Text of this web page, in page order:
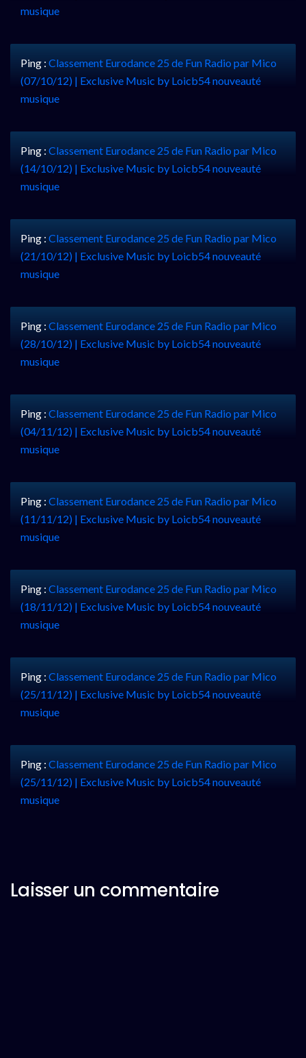
musique
Ping : Classement Eurodance 25 de Fun Radio par Mico
(07/10/12) | Exclusive Music by Loicb54 nouveauté
musique
Ping : Classement Eurodance 25 de Fun Radio par Mico
(14/10/12) | Exclusive Music by Loicb54 nouveauté
musique
Ping : Classement Eurodance 25 de Fun Radio par Mico
(21/10/12) | Exclusive Music by Loicb54 nouveauté
musique
Ping : Classement Eurodance 25 de Fun Radio par Mico
(28/10/12) | Exclusive Music by Loicb54 nouveauté
musique
Ping : Classement Eurodance 25 de Fun Radio par Mico
(04/11/12) | Exclusive Music by Loicb54 nouveauté
musique
Ping : Classement Eurodance 25 de Fun Radio par Mico
(11/11/12) | Exclusive Music by Loicb54 nouveauté
musique
Ping : Classement Eurodance 25 de Fun Radio par Mico
(18/11/12) | Exclusive Music by Loicb54 nouveauté
musique
Ping : Classement Eurodance 25 de Fun Radio par Mico
(25/11/12) | Exclusive Music by Loicb54 nouveauté
musique
Ping : Classement Eurodance 25 de Fun Radio par Mico
(25/11/12) | Exclusive Music by Loicb54 nouveauté
musique
Laisser un commentaire